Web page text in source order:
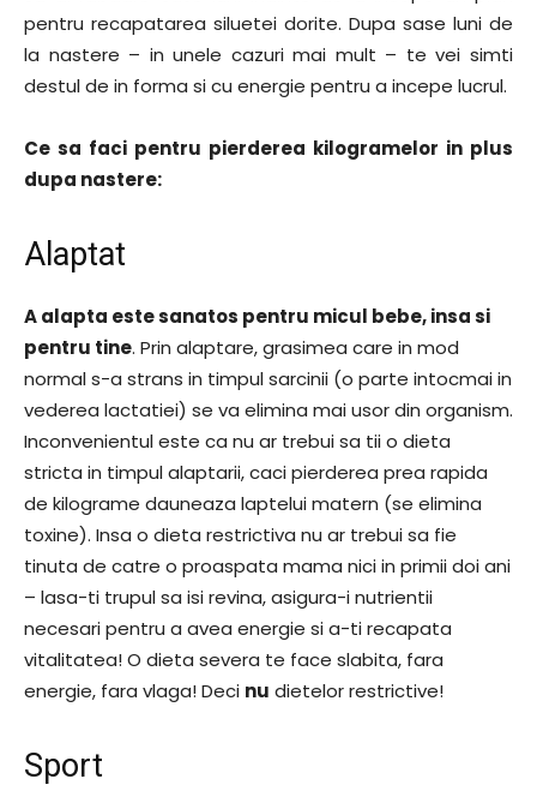
pentru recapatarea siluetei dorite. Dupa sase luni de
la nastere – in unele cazuri mai mult – te vei simti
destul de in forma si cu energie pentru a incepe lucrul.
Ce sa faci pentru pierderea kilogramelor in plus
dupa nastere:
Alaptat
A alapta este sanatos pentru micul bebe, insa si
pentru tine. Prin alaptare, grasimea care in mod
normal s-a strans in timpul sarcinii (o parte intocmai in
vederea lactatiei) se va elimina mai usor din organism.
Inconvenientul este ca nu ar trebui sa tii o dieta
stricta in timpul alaptarii, caci pierderea prea rapida
de kilograme dauneaza laptelui matern (se elimina
toxine). Insa o dieta restrictiva nu ar trebui sa fie
tinuta de catre o proaspata mama nici in primii doi ani
– lasa-ti trupul sa isi revina, asigura-i nutrientii
necesari pentru a avea energie si a-ti recapata
vitalitatea! O dieta severa te face slabita, fara
energie, fara vlaga! Deci nu dietelor restrictive!
Sport